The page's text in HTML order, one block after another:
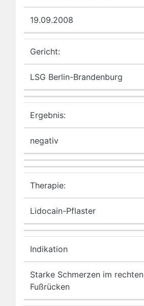
19.09.2008
Gericht:
LSG Berlin-Brandenburg
Ergebnis:
negativ
Therapie:
Lidocain-Pflaster
Indikation
Starke Schmerzen im rechten
Fußrücken